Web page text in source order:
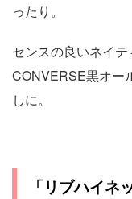
ったり。
センスの良いネイ
CONVERSE黒オー
しに。
「リブハイネ